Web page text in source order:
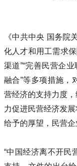
《中共中央 国务院
化人才和用工需求
渠道”“完善民营企
融合”等多项措施，
营经济的支持力度
力促进民营经济发
给予的厚望，民营企
“中国经济离不开民